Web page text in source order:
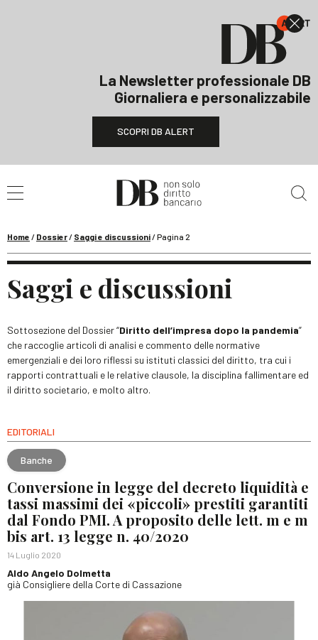
La Newsletter professionale DB
Giornaliera e personalizzabile
SCOPRI DB ALERT
Home / Dossier/ Saggi e discussioni/Pagina 2
Saggi e discussioni
Sottosezione del Dossier “Diritto dell’impresa dopo la pandemia”
che raccoglie articoli di analisi e commento delle normative
emergenziali e dei loro riflessi su istituti classici del diritto, tra cui i
rapporti contrattuali e le relative clausole, la disciplina fallimentare ed
il diritto societario, e molto altro.
EDITORIALI
Banche
Conversione in legge del decreto liquidità e
tassi massimi dei «piccoli» prestiti garantiti
dal Fondo PMI. A proposito delle lett. m e m
bis art. 13 legge n. 40/2020
14 Luglio 2020
Aldo Angelo Dolmetta
già Consigliere della Corte di Cassazione